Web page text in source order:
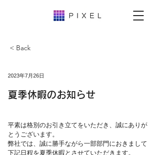
< Back
2023年7月26日
夏季休暇のお知らせ
平素は格別のお引き立てをいただき、誠にありが
とうございます。
弊社では、誠に勝手ながら一部部門におきまして
下記日程を夏季休暇とさせていただきます。